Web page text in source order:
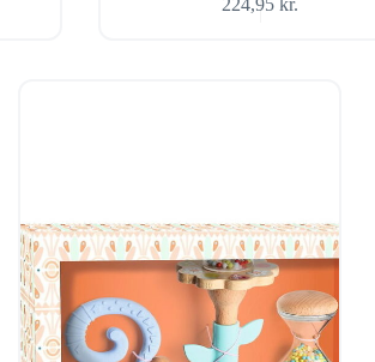
224,95kr.